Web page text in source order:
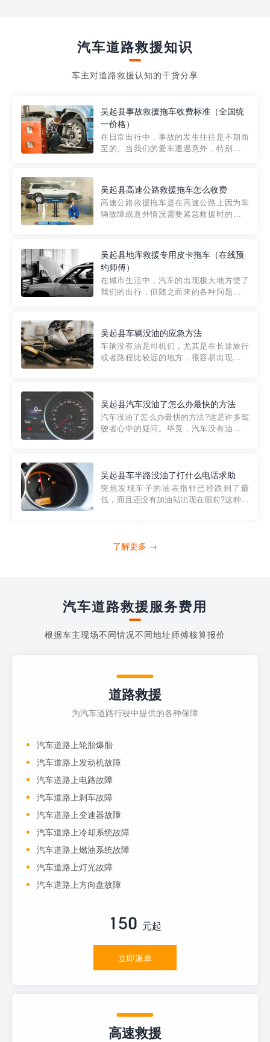
汽车道路救援知识
车主对道路救援认知的干货分享
吴起县事故救援拖车收费标准（全国统
一价格）
在日常出行中，事故的发生往往是不期而
至的。当我们的爱车遭遇意外，特别是在
细解析一下市区事故救援拖车的收费标
准，以及在选用拖车服务时应注...
吴起县高速公路救援拖车怎么收费
高速公路救援拖车是在高速公路上因为车
辆故障或意外情况需要紧急救援时的必备
路救援拖车的收费标准是由当地交通管理
部门制定的。起步价通...
吴起县地库救援专用皮卡拖车（在线预
约师傅）
在城市生活中，汽车的出现极大地方便了
我们的出行，但随之而来的各种问题也让
紧急情况下，我们需要一种高效可靠的救
援方式。而这时，地库救援专...
吴起县车辆没油的应急方法
车辆没有油是司机们，尤其是在长途旅行
或者路程比较远的地方，很容易出现这种
的送油师傅，解决没油的紧急情况。 首
先，让我们来了解一下穿...
吴起县汽车没油了怎么办最快的方法
汽车没油了怎么办最快的方法?这是许多驾
驶者心中的疑问。毕竟，汽车没有油就无
越者小程序是一款专门解决汽车没油问题
的在线服务平台。通过...
吴起县车半路没油了打什么电话求助
突然发现车子的油表指针已经跌到了最
低，而且还没有加油站出现在眼前?这种情
打4006363122请求送油人员来帮助你。
了解更多 →
汽车道路救援服务费用
根据车主现场不同情况不同地址师傅核算报价
道路救援
为汽车道路行驶中提供的各种保障
汽车道路上轮胎爆胎
汽车道路上发动机故障
汽车道路上电路故障
汽车道路上刹车故障
汽车道路上变速器故障
汽车道路上冷却系统故障
汽车道路上燃油系统故障
汽车道路上灯光故障
汽车道路上方向盘故障
150 元起
立即派单
高速救援